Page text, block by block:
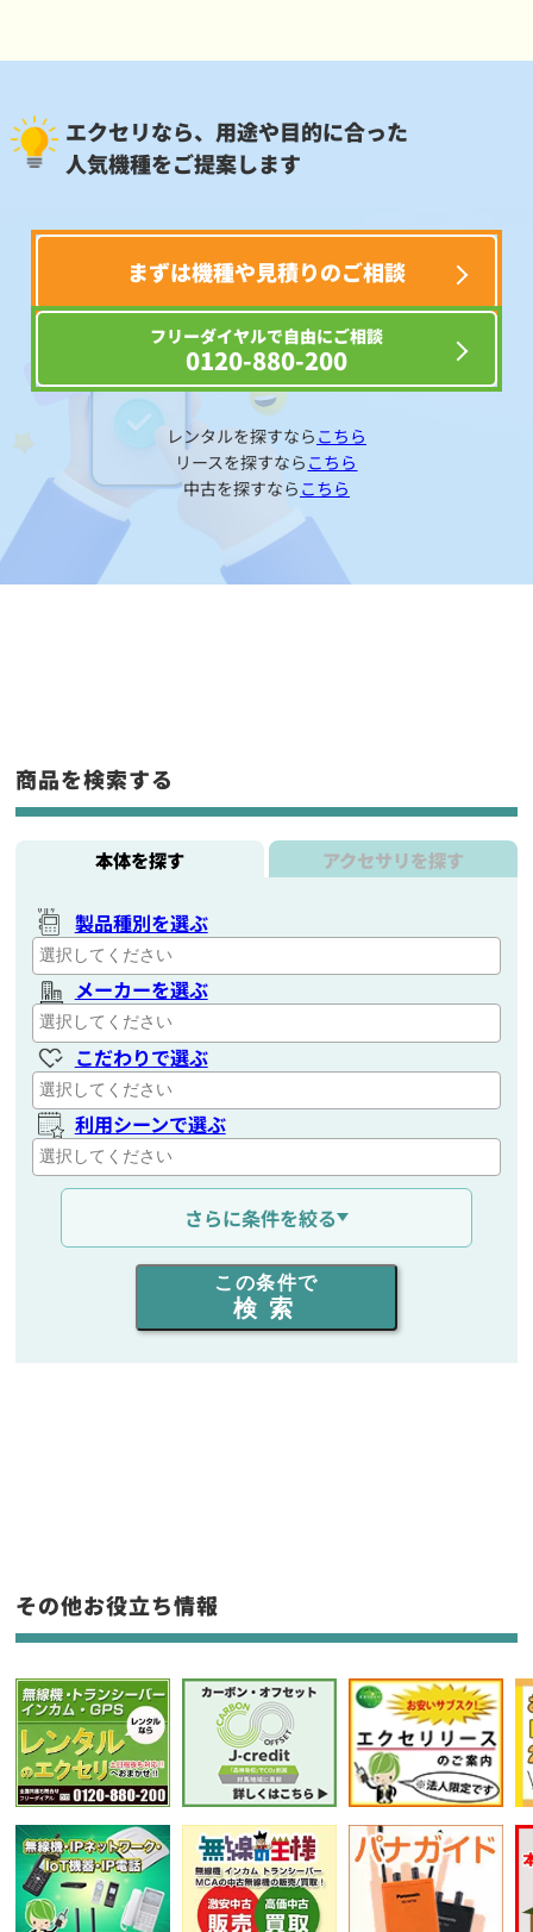
エクセリなら、用途や目的に合った
人気機種をご提案します
まずは機種や見積りのご相談
フリーダイヤルで自由にご相談
0120-880-200
レンタルを探すなら こちら
リースを探すなら こちら
中古を探すなら こちら
商品を検索する
本体を探す アクセサリを探す
製品種別を選ぶ
メーカーを選ぶ
こだわりで選ぶ
利用シーンで選ぶ
通信距離を選ぶ
出力を選ぶ
同時通話人数を選ぶ
フリーワード入力(製品名等)
選択条件をリセット
さらに条件を絞る
この条件で
検索
その他お役立ち情報